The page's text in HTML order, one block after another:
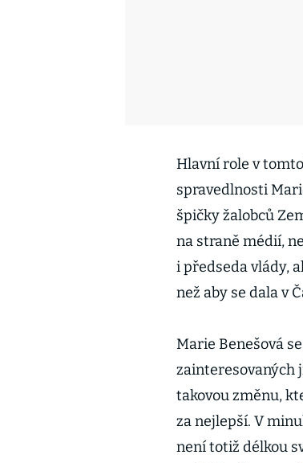
Hlavní role v
spravedlnosti
špičky žalobců
na straně médií,
i předseda vlády,
než aby se dala v
Marie Benešová
zainteresovaných
takovou změnu,
za nejlepší. V
není totiž délkou